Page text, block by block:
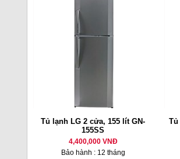
Tủ lạnh LG 2 cửa, 155 lít GN-
155SS
4,400,000 VNĐ
Bảo hành : 12 tháng
Tủ